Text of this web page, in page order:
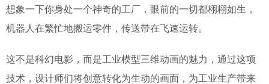
想象一下你身处一个神奇的工厂，眼前的一切都栩栩如生 ，
机器人在繁忙地搬运零件，传送带在飞速运转。
这不是科幻电影，而是工业模型三维动画的魅力 ， 通过这项
技术，设计师们将创意转化为生动的画面，为工业生产带来